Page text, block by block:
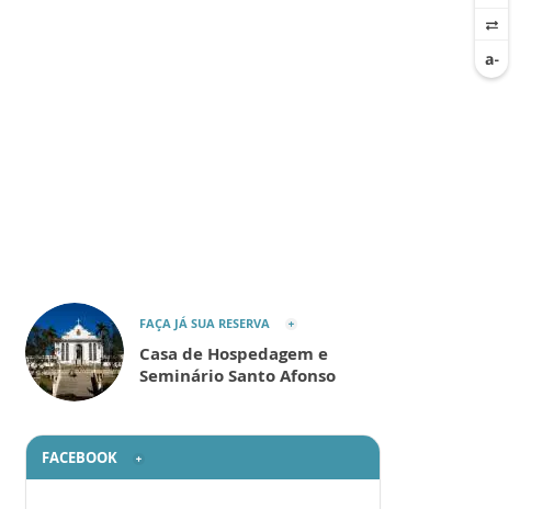
FAÇA JÁ SUA RESERVA
Casa de Hospedagem e
Seminário Santo Afonso
FACEBOOK